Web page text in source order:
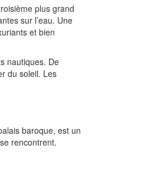
plus grand
sur l’eau. Une
et bien
nautiques. De
du soleil. Les
baroque, est un
rencontrent.